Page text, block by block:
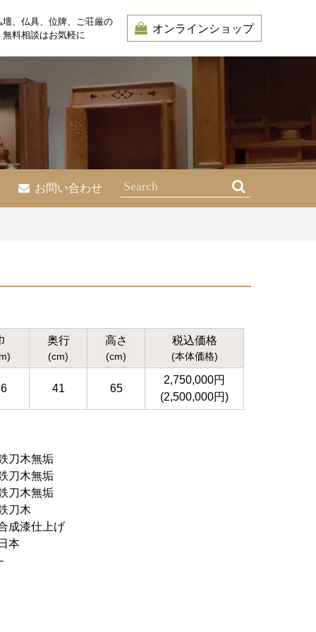
、仏具、位牌、ご荘厳の
料相談はお気軽に
オンラインショップ
お問い合わせ
奥行
(cm)
高さ
(cm)
税込価格
(本体価格)
41 65
2,750,000円
(2,500,000円)
刀木無垢
刀木無垢
刀木無垢
刀木
成漆仕上げ
日本